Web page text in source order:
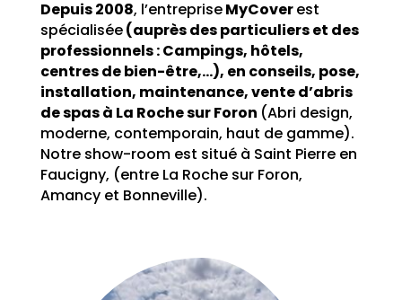
Depuis 2008, l’entrepriseMyCoverest
spécialisée(auprès des particuliers et des
professionnels : Campings, hôtels,
centres de bien-être,…), en conseils, pose,
installation, maintenance, vente d’abris
de spas à La Roche sur Foron (Abri design,
moderne, contemporain, haut de gamme).
Notre show-room est situé à Saint Pierre en
Faucigny, (entre La Roche sur Foron,
Amancy et Bonneville).